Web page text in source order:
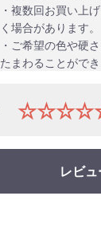
・複数回お買い上
く場合があります。
・ご希望の色や硬
たまわることができ
レビュ